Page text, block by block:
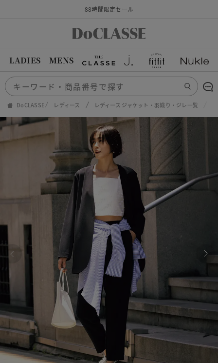
88時間限定セール
LADIES MENS
DoCLASSE レディース レディース ジャケット・羽織り・ジレ一覧